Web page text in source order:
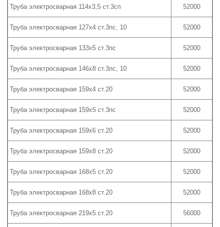
Труба электросварная 114х3,5 ст.3сп 52000
Труба электросварная 127х4 ст.3пс, 10 52000
Труба электросварная 133х5 ст.3пс 52000
Труба электросварная 146х8 ст.3пс, 10 52000
Труба электросварная 159х4 ст.20 52000
Труба электросварная 159х5 ст.3пс 52000
Труба электросварная 159х6 ст.20 52000
Труба электросварная 159х8 ст.20 52000
Труба электросварная 168х5 ст.20 52000
Труба электросварная 168х8 ст.20 52000
Труба электросварная 219х5 ст.20 56000